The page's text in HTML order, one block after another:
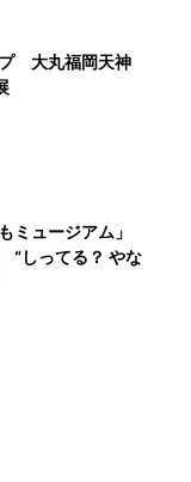
大丸福岡天神
ミュージアム」
“しってる？ やな